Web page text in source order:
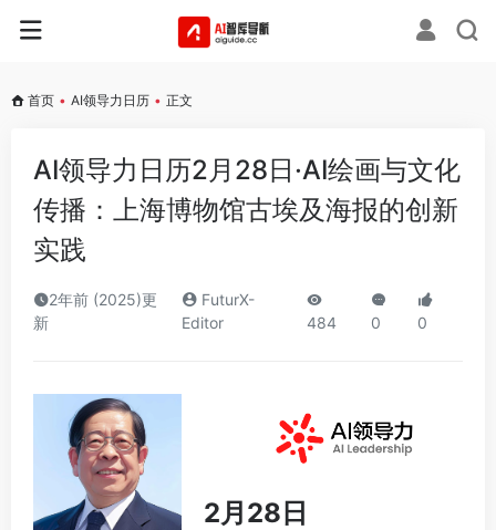
首页 • AI领导力日历 • 正文
AI领导力日历2月28日·AI绘画与文化
传播：上海博物馆古埃及海报的创新
实践
2年前 (2025)更
新
FuturX-
Editor
484 0 0
2月28日